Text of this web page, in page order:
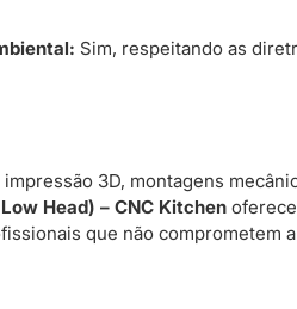
Sim, respeitando as
3D, montagens
Head) – CNC Kitchen
que não comprometem